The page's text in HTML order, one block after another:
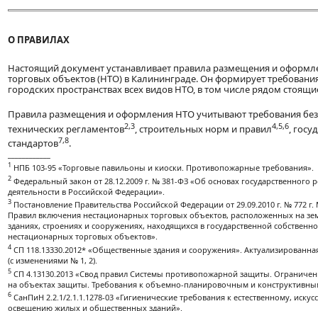
О ПРАВИЛАХ
Настоящий документ устанавливает правила размещения и
торговых объектов (НТО) в Калининграде. Он формирует
городских пространствах всех видов НТО, в том числе рядом
Правила размещения и оформления НТО учитывают требования
технических регламентов2,3, строительных норм и правил4,5,6,
стандартов7,8.
1 НПБ 103-95 «Торговые павильоны и киоски. Противопожарные требования».
2 Федеральный закон от 28.12.2009 г. № 381-ФЗ «Об основах государственного
деятельности в Российской Федерации».
3 Постановление Правительства Российской Федерации от 29.09.2010 г. № 772
Правил включения нестационарных торговых объектов, расположенных на
зданиях, строениях и сооружениях, находящихся в государственной
нестационарных торговых объектов».
4 СП 118.13330.2012* «Общественные здания и сооружения».
(с изменениями № 1, 2).
5 СП 4.13130.2013 «Свод правил Системы противопожарной защиты.
на объектах защиты. Требования к объемно-планировочным и
6 СанПиН 2.2.1/2.1.1.1278-03 «Гигиенические требования к естественному,
освещению жилых и общественных зданий».